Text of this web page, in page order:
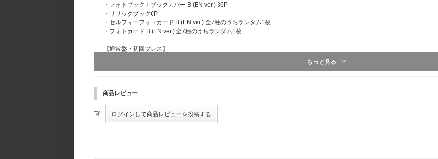
ローイベント対象商品の販売が早期に終了する場合がありま
※商品形態に関わらず、各ストアごとに1～3回目の絵柄は共
・フォトブック＋ブックカバー B (EN ver.) 36P
・リリックブック6P
・セルフィーフォトカード B (EN ver.) 全7種のうちランダム1枚
・フォトカード B (EN ver.) 全7種のうちランダム1枚
【通常盤・初回プレス】
もっと見る
商品レビュー